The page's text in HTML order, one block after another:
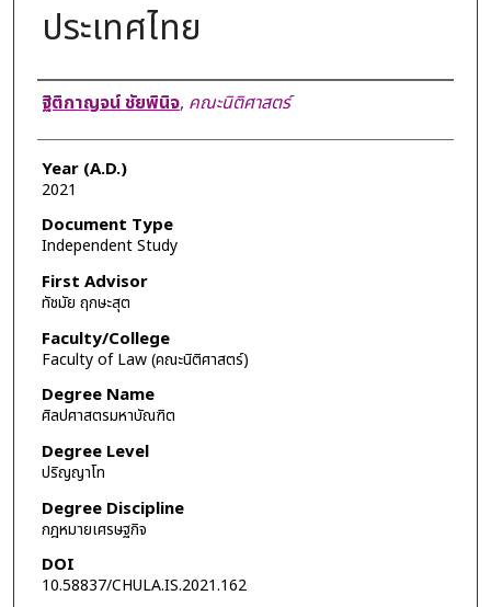
ประเทศไทย
Author
ฐิติกาญจน์ ชัยพินิจ, คณะนิติศาสตร์
Year (A.D.)
2021
Document Type
Independent Study
First Advisor
ทัชมัย ฤกษะสุต
Faculty/College
Faculty of Law (คณะนิติศาสตร์)
Degree Name
ศิลปศาสตรมหาบัณฑิต
Degree Level
ปริญญาโท
Degree Discipline
กฎหมายเศรษฐกิจ
DOI
10.58837/CHULA.IS.2021.162